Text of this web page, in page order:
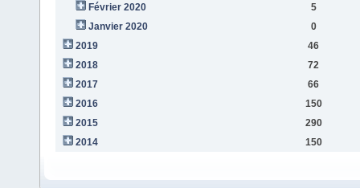
Février 2020
5
Janvier 2020
0
2019
46
2018
72
2017
66
2016
150
2015
290
2014
150